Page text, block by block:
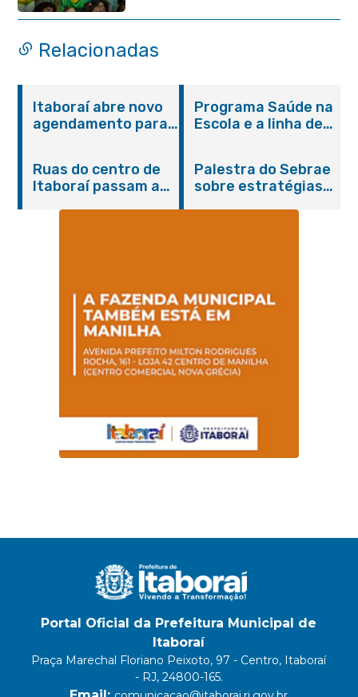
Relacionadas
Itaboraí abre novo
agendamento para
Programa Saúde na
Escola e a linha de
promovem
conscientização
sobre hanseníase
Ruas do centro de
Itaboraí passam a
Palestra do Sebrae
sobre estratégias
Portal Oficial da Prefeitura Municipal de
Itaboraí
Praça Marechal Floriano Peixoto, 97 - Centro, Itaboraí
- RJ, 24800-165.